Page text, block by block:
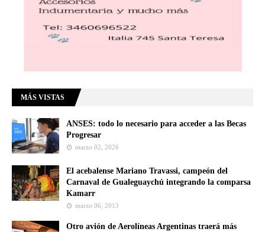
MÁS VISTAS
ANSES: todo lo necesario para acceder a las Becas
Progresar
marzo 02, 2026
El acebalense Mariano Travassi, campeón del
Carnaval de Gualeguaychú integrando la comparsa
Kamarr
marzo 06, 2013
Otro avión de Aerolíneas Argentinas traerá más